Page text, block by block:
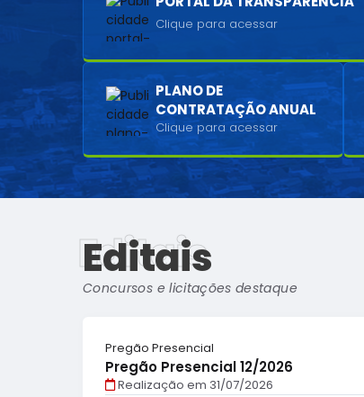
Clique para acessar
PLANO DE
CONTRATAÇÃO ANUAL
Clique para acessar
Editais
Concursos e licitações destaque
Editais
Pregão Presencial
Pregão Presencial 12/2026
Realização em 31/07/2026